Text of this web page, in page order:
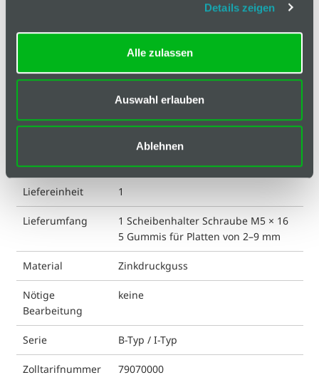
Details zeigen
Alle zulassen
Auswahl erlauben
Ablehnen
Klassifizierungen
ESD kompatibel nein
pulverbeschichtet
Gewicht 76.7 g
Liefereinheit 1
Lieferumfang
1 Scheibenhalter Schraube M5 × 16
5 Gummis für Platten von 2–9 mm
Material Zinkdruckguss
Nötige
Bearbeitung
keine
Serie B-Typ / I-Typ
Zolltarifnummer 79070000